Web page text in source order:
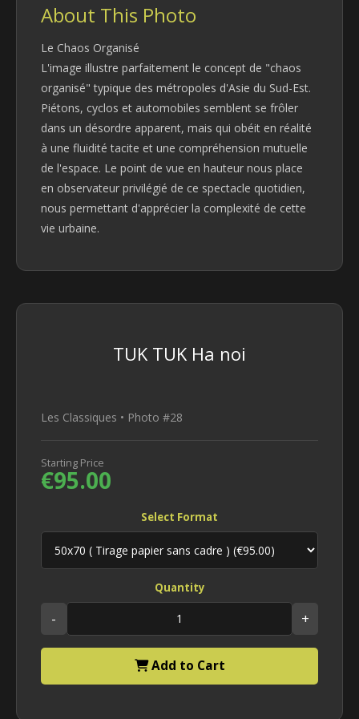
About This Photo
Le Chaos Organisé
L'image illustre parfaitement le concept de "chaos
organisé" typique des métropoles d'Asie du Sud-Est.
Piétons, cyclos et automobiles semblent se frôler
dans un désordre apparent, mais qui obéit en réalité
à une fluidité tacite et une compréhension mutuelle
de l'espace. Le point de vue en hauteur nous place
en observateur privilégié de ce spectacle quotidien,
nous permettant d'apprécier la complexité de cette
vie urbaine.
TUK TUK Ha noi
Les Classiques • Photo #28
Starting Price
€95.00
Select Format
Quantity
- +
Add to Cart